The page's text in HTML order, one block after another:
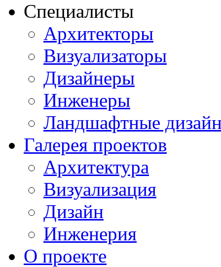
Специалисты
Архитекторы
Визуализаторы
Дизайнеры
Инженеры
Ландшафтные
Галерея проектов
Архитектура
Визуализация
Дизайн
Инженерия
О проекте